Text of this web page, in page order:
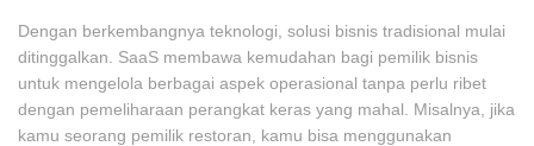
Dengan berkembangnya teknologi, solusi bisnis tradisional mulai
ditinggalkan. SaaS membawa kemudahan bagi pemilik bisnis
untuk mengelola berbagai aspek operasional tanpa perlu ribet
dengan pemeliharaan perangkat keras yang mahal. Misalnya, jika
kamu seorang pemilik restoran, kamu bisa menggunakan